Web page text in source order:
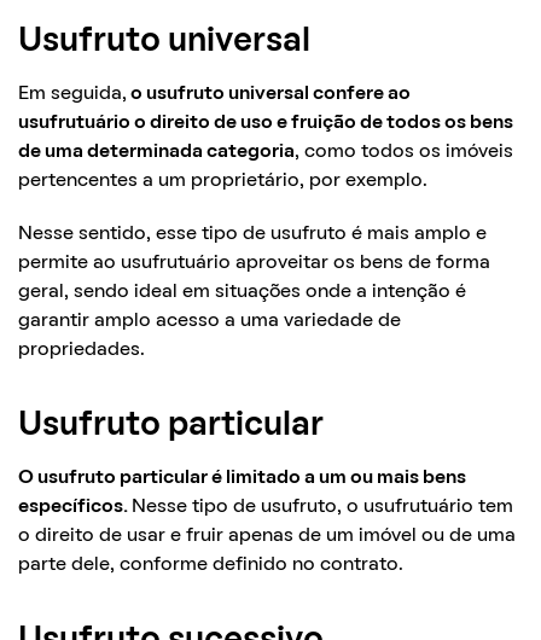
Usufruto universal
Em seguida, o usufruto universal confere ao
usufrutuário o direito de uso e fruição de todos os bens
de uma determinada categoria, como todos os imóveis
pertencentes a um proprietário, por exemplo.
Nesse sentido, esse tipo de usufruto é mais amplo e
permite ao usufrutuário aproveitar os bens de forma
geral, sendo ideal em situações onde a intenção é
garantir amplo acesso a uma variedade de
propriedades.
Usufruto particular
O usufruto particular é limitado a um ou mais bens
específicos. Nesse tipo de usufruto, o usufrutuário tem
o direito de usar e fruir apenas de um imóvel ou de uma
parte dele, conforme definido no contrato.